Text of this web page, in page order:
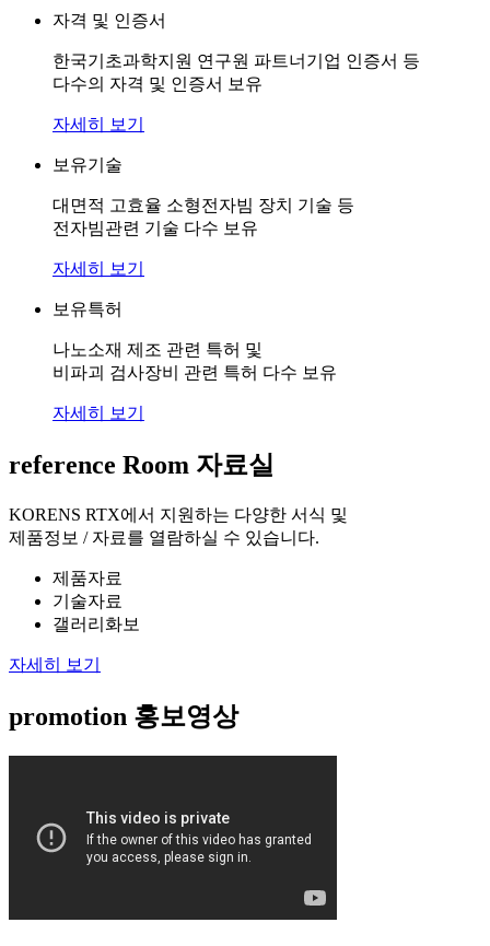
자격 및 인증서
한국기초과학지원 연구원 파트너기업 인증서 등
다수의 자격 및 인증서 보유
자세히 보기
보유기술
대면적 고효율 소형전자빔 장치 기술 등
전자빔관련 기술 다수 보유
자세히 보기
보유특허
나노소재 제조 관련 특허 및
비파괴 검사장비 관련 특허 다수 보유
자세히 보기
reference Room 자료실
KORENS RTX에서 지원하는 다양한 서식 및
제품정보 / 자료를 열람하실 수 있습니다.
제품자료
기술자료
갤러리화보
자세히 보기
promotion 홍보영상